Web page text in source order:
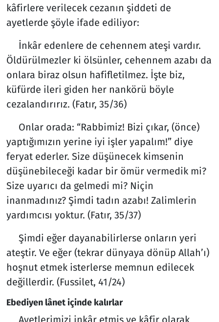
kâfirlere verilecek cezanın şiddeti de
ayetlerde şöyle ifade ediliyor:
İnkâr edenlere de cehennem ateşi vardır.
Öldürülmezler ki ölsünler, cehennem azabı da
onlara biraz olsun hafifletilmez. İşte biz,
küfürde ileri giden her nankörü böyle
cezalandırırız. (Fatır, 35/36)
Onlar orada: “Rabbimiz! Bizi çıkar, (önce)
yaptığımızın yerine iyi işler yapalım!” diye
feryat ederler. Size düşünecek kimsenin
düşünebileceği kadar bir ömür vermedik mi?
Size uyarıcı da gelmedi mi? Niçin
inanmadınız? Şimdi tadın azabı! Zalimlerin
yardımcısı yoktur. (Fatır, 35/37)
Şimdi eğer dayanabilirlerse onların yeri
ateştir. Ve eğer (tekrar dünyaya dönüp Allah’ı)
hoşnut etmek isterlerse memnun edilecek
değillerdir. (Fussilet, 41/24)
Ebediyen lânet içinde kalırlar
Ayetlerimizi inkâr etmiş ve kâfir olarak